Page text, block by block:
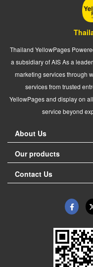
Thailand YellowPages
a subsidiary of AIS As a
marketing services through
services from trusted
YellowPages and display on
service beyond
About Us
Our products
Contact Us